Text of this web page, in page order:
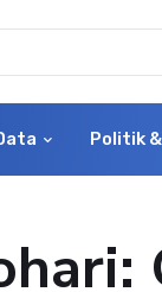
Politik